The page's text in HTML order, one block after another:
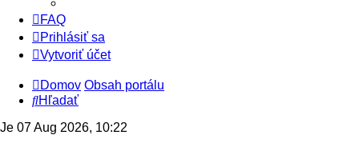
FAQ
Prihlásiť sa
Vytvoriť účet
Domov Obsah portálu
Hľadať
Je 07 Aug 2026, 10:22